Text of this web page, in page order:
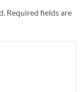
Required fields are